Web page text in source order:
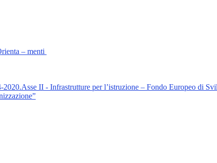
– menti
2020.Asse II - Infrastrutture per l’istruzione – Fondo Europeo di